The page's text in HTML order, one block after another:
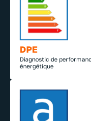
DPE
Diagnostic de
énergétique